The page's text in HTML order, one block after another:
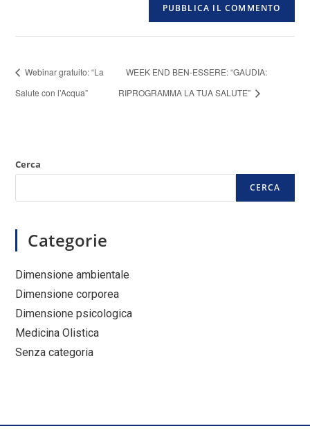
Webinar gratuito: “La
Salute con l’Acqua”
WEEK END BEN-ESSERE: “GAUDIA:
RIPROGRAMMA LA TUA SALUTE”
Cerca
CERCA
Categorie
Dimensione ambientale
Dimensione corporea
Dimensione psicologica
Medicina Olistica
Senza categoria